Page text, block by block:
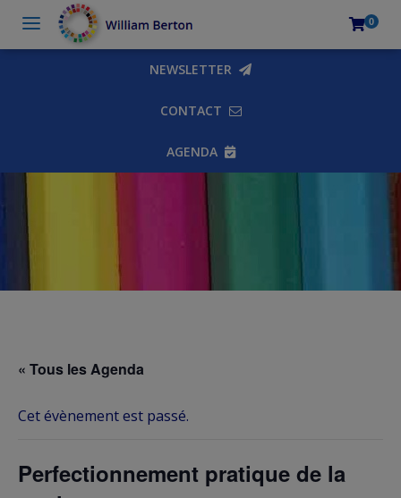
0
NEWSLETTER
CONTACT
AGENDA
« Tous les Agenda
Cet évènement est passé.
Perfectionnement pratique de la